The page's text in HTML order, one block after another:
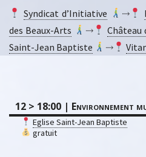
Syndicat d’Initiative ⤑
des Beaux-Arts
⤑ Château
Saint-Jean Baptiste
⤑
12 > 18:00 | Environnement
Eglise Saint-Jean Baptiste
gratuit